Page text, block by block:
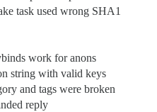
task used wrong SHA1
work for anons
string with valid keys
and tags were broken
reply